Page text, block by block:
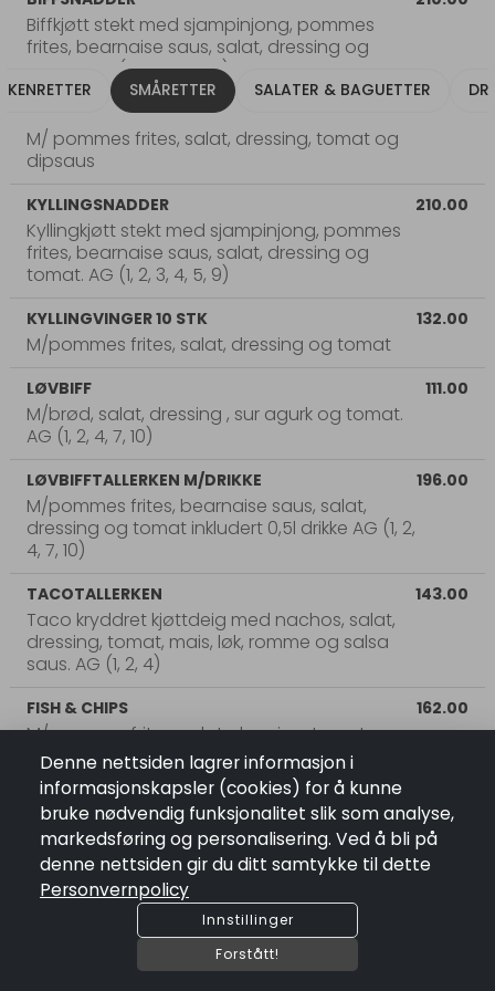
SMÅRETTER SALATER & BAGUETTER
Biffkjøtt stekt med sjampinjong, pommes
frites, bearnaise saus, salat, dressing og
tomat. AG (1, 2, 3, 4, 5, 9)
KYLLINGNUGGETS 6 STK
M/ pommes frites, salat, dressing, tomat og
dipsaus
KYLLINGSNADDER
Kyllingkjøtt stekt med sjampinjong, pommes
frites, bearnaise saus, salat, dressing og
tomat. AG (1, 2, 3, 4, 5, 9)
210.00
KYLLINGVINGER 10 STK
M/pommes frites, salat, dressing og tomat
132.00
LØVBIFF
M/brød, salat, dressing , sur agurk og tomat.
AG (1, 2, 4, 7, 10)
111.00
LØVBIFFTALLERKEN M/DRIKKE
M/pommes frites, bearnaise saus, salat,
dressing og tomat inkludert 0,5l drikke AG (1, 2,
4, 7, 10)
196.00
TACOTALLERKEN
Taco kryddret kjøttdeig med nachos, salat,
dressing, tomat, mais, løk, romme og salsa
saus. AG (1, 2, 4)
143.00
FISH & CHIPS
M/pommes frites, salat, dressing, tomat og
remulade
162.00
SMÅRETTER
Denne nettsiden lagrer informasjon i
informasjonskapsler (cookies) for å kunne
bruke nødvendig funksjonalitet slik som analyse,
markedsføring og personalisering. Ved å bli på
denne nettsiden gir du ditt samtykke til dette
Personvernpolicy
Innstillinger
Forstått!